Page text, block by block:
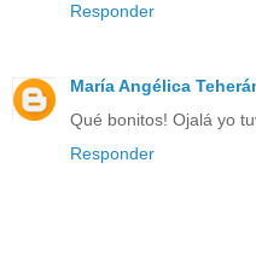
Responder
María Angélica
Qué bonitos! Ojalá yo
Responder